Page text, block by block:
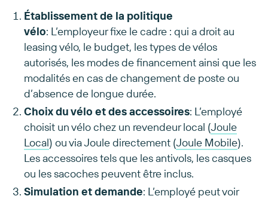
Établissement de la politique
vélo: L’employeur fixe le cadre : qui a droit au
leasing vélo, le budget, les types de vélos
autorisés, les modes de financement ainsi que les
modalités en cas de changement de poste ou
d’absence de longue durée.
Choix du vélo et des accessoires: L’employé
choisit un vélo chez un revendeur local (Joule
Local) ou via Joule directement (Joule Mobile).
Les accessoires tels que les antivols, les casques
ou les sacoches peuvent être inclus.
Simulation et demande: L’employé peut voir